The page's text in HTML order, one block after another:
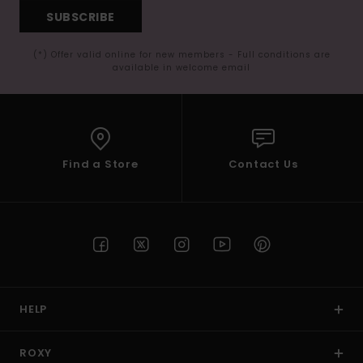
SUBSCRIBE
(*) Offer valid online for new members - Full conditions are
available in welcome email
Find a Store Contact Us
HELP
ROXY